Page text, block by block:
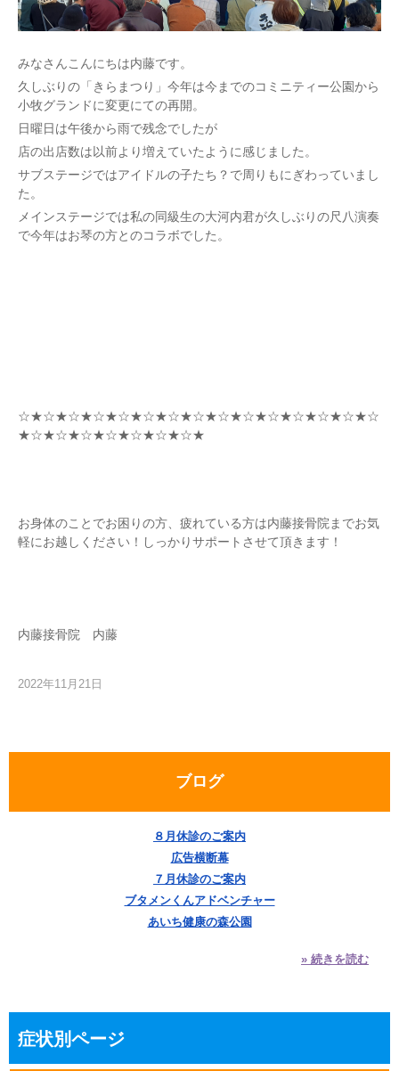
みなさんこんにちは内藤です。
久しぶりの「きらまつり」今年は今までのコミニティー公園から
小牧グランドに変更にての再開。
日曜日は午後から雨で残念でしたが
店の出店数は以前より増えていたように感じました。
サブステージではアイドルの子たち？で周りもにぎわっていまし
た。
メインステージでは私の同級生の大河内君が久しぶりの尺八演奏
で今年はお琴の方とのコラボでした。
☆★☆★☆★☆★☆★☆★☆★☆★☆★☆★☆★☆★☆★☆★☆
★☆★☆★☆★☆★☆★☆★☆★
お身体のことでお困りの方、疲れている方は内藤接骨院までお気
軽にお越しください！しっかりサポートさせて頂きます！
内藤接骨院 内藤
2022年11月21日
ブログ
８月休診のご案内
広告横断幕
７月休診のご案内
ブタメンくんアドベンチャー
あいち健康の森公園
» 続きを読む
症状別ページ